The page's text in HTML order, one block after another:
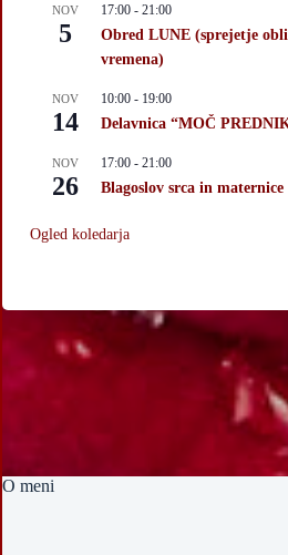
NOV
5
17:00 - 21:00
Obred LUNE (sprejetje
vremena)
NOV
14
10:00 - 19:00
Delavnica “MOČ
NOV
26
17:00 - 21:00
Blagoslov srca in maternice
Ogled koledarja
O meni